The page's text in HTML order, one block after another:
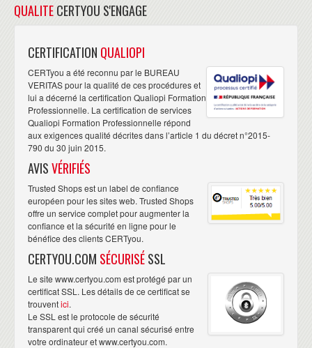
QUALITECERTYOU S'ENGAGE
CERTIFICATION QUALIOPI
CERTyou a été reconnu par le BUREAU
VERITAS pour la qualité de ces procédures et
lui a décerné la certification Qualiopi Formation
Professionnelle. La certification de services
Qualiopi Formation Professionnelle répond
aux exigences qualité décrites dans l’article 1 du décret n°2015-
790 du 30 juin 2015.
AVISVÉRIFIÉS
Trusted Shops est un label de confiance
européen pour les sites web. Trusted Shops
offre un service complet pour augmenter la
confiance et la sécurité en ligne pour le
bénéfice des clients CERTyou.
CERTYOU.COM SÉCURISÉSSL
Le site www.certyou.com est protégé par un
certificat SSL. Les détails de ce certificat se
trouventici.
Le SSL est le protocole de sécurité
transparent qui créé un canal sécurisé entre
votre ordinateur et www.certyou.com.